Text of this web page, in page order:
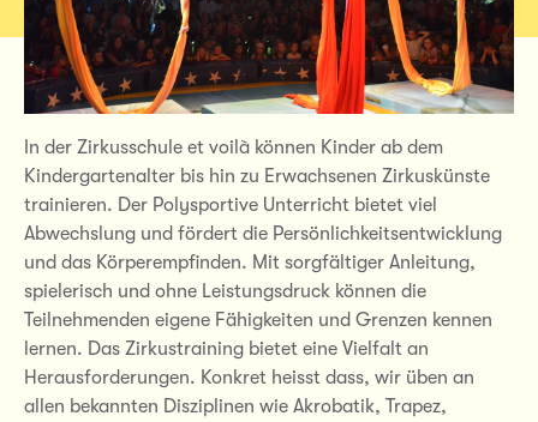
In der Zirkusschule et voilà können Kinder ab dem
Kindergartenalter bis hin zu Erwachsenen Zirkuskünste
trainieren. Der Polysportive Unterricht bietet viel
Abwechslung und fördert die Persönlichkeitsentwicklung
und das Körperempfinden. Mit sorgfältiger Anleitung,
spielerisch und ohne Leistungsdruck können die
Teilnehmenden eigene Fähigkeiten und Grenzen kennen
lernen. Das Zirkustraining bietet eine Vielfalt an
Herausforderungen. Konkret heisst dass, wir üben an
allen bekannten Disziplinen wie Akrobatik, Trapez,